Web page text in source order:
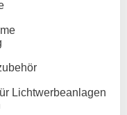
Lichtwerbeanlagen